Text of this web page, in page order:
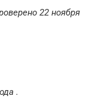
22 ноября
.